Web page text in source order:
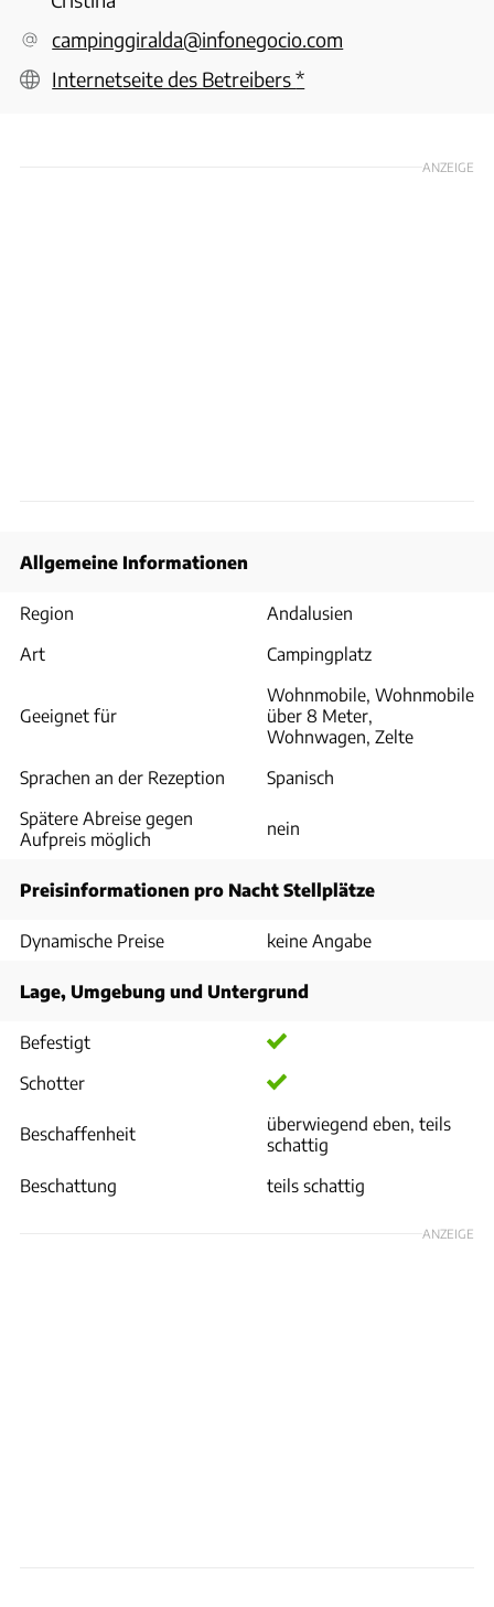
campinggiralda@infonegocio.com
Internetseite des Betreibers*
ANZEIGE
Allgemeine Informationen
Region
Andalusien
Art
Campingplatz
Geeignet für
Wohnmobile, Wohnmobile
über 8 Meter,
Wohnwagen, Zelte
Sprachen an der Rezeption
Spanisch
Spätere Abreise gegen
Aufpreis möglich
nein
Preisinformationen pro Nacht Stellplätze
Dynamische Preise keine Angabe
Lage, Umgebung und Untergrund
Befestigt
Schotter
Beschaffenheit
überwiegend eben, teils
schattig
Beschattung
teils schattig
ANZEIGE